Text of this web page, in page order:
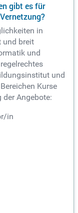
gibt es für
in
und breit
und
und
Kurse
der Angebote:
in